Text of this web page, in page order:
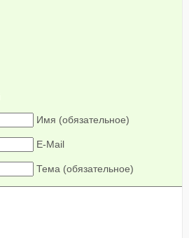
Имя (обязательное)
E-Mail
Тема (обязательное)